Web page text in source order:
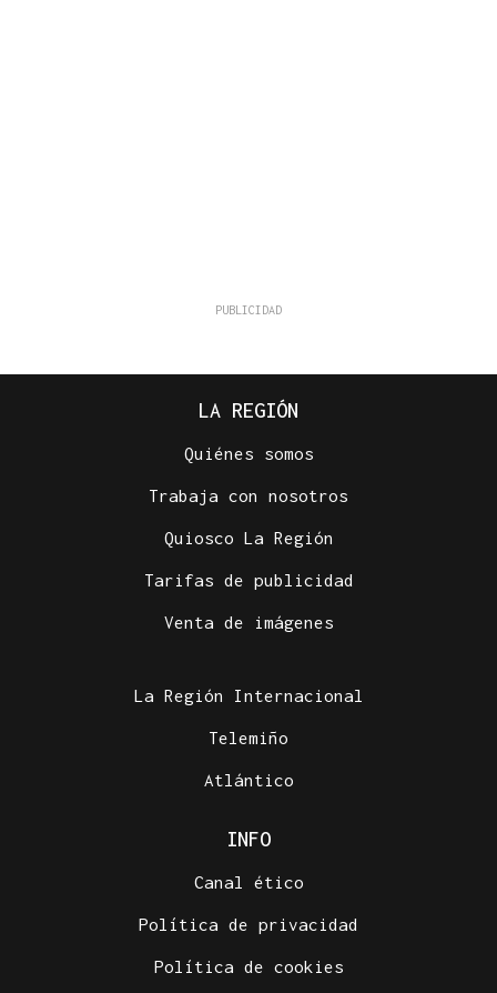
LA REGIÓN
Quiénes somos
Trabaja con nosotros
Quiosco La Región
Tarifas de publicidad
Venta de imágenes
La Región Internacional
Telemiño
Atlántico
INFO
Canal ético
Política de privacidad
Política de cookies